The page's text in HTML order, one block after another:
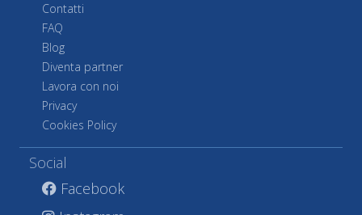
Contatti
FAQ
Blog
Diventa partner
Lavora con noi
Privacy
Cookies Policy
Social
Facebook